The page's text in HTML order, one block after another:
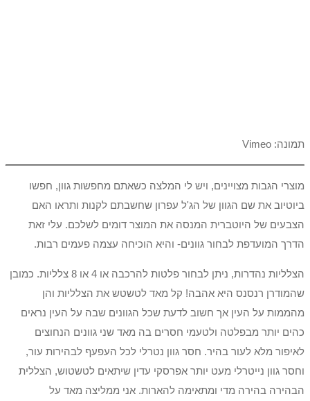
תמונה: Vimeo
מוצרי הגבות מצויינים, ויש לי המלצה כשאתם מחפשות גוון, חפשו
ביוטיוב את שם הגוון של הג'ל עפרון שחשבתם לקנות ותראו האם
הצבעים של היוטברית המנסה את המוצר דומים לשלכם. עלי זאת
הדרך המועדפת לבחור גוונים- והיא הוכיחה עצמה פעמים רבות.
הצלליות נהדרות, ניתן לבחור פלטות להרכבה או 4 או 8 צלליות. כמובן
שהמודרן רנסנס היא אהבה! קל מאד לטשטש את הצלליות והן
מהממות על העין אך חשוב לדעת שכל הגוונים שבה על העין נראים
כהים יותר מבפלטה ולטעמי חסרים בה מאד שני גוונים הנחוצים
לאיפור מלא לעור בהיר. חסר גוון נטרלי לכל העפעף לבהירות עור,
וחסר גוון נייטרלי מעט יותר אפרסקי עדין שיתאים לטשטוש, הצללית
הבהירה בהירה מדי ומתאימה להארות. אני ממליצה מאד על